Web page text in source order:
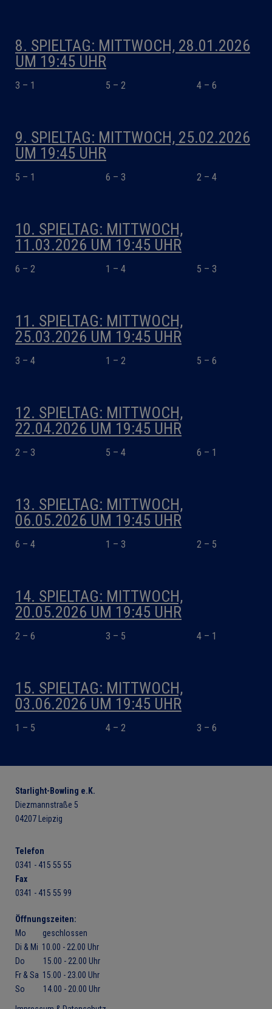
8. SPIELTAG: MITTWOCH, 28.01.2026
UM 19:45 UHR
3 – 1 5 – 2 4 – 6
9. SPIELTAG: MITTWOCH, 25.02.2026
UM 19:45 UHR
5 – 1 6 – 3 2 – 4
10. SPIELTAG: MITTWOCH,
11.03.2026 UM 19:45 UHR
6 – 2 1 – 4 5 – 3
11. SPIELTAG: MITTWOCH,
25.03.2026 UM 19:45 UHR
3 – 4 1 – 2 5 – 6
12. SPIELTAG: MITTWOCH,
22.04.2026 UM 19:45 UHR
2 – 3 5 – 4 6 – 1
13. SPIELTAG: MITTWOCH,
06.05.2026 UM 19:45 UHR
6 – 4 1 – 3 2 – 5
14. SPIELTAG: MITTWOCH,
20.05.2026 UM 19:45 UHR
2 – 6 3 – 5 4 – 1
15. SPIELTAG: MITTWOCH,
03.06.2026 UM 19:45 UHR
1 – 5 4 – 2 3 – 6
Starlight-Bowling e.K.
Diezmannstraße 5
04207 Leipzig
Telefon
0341 - 415 55 55
Fax
0341 - 415 55 99
Öffnungszeiten:
Mo geschlossen
Di & Mi 10.00 - 22.00 Uhr
Do 15.00 - 22.00 Uhr
Fr & Sa 15.00 - 23.00 Uhr
So 14.00 - 20.00 Uhr